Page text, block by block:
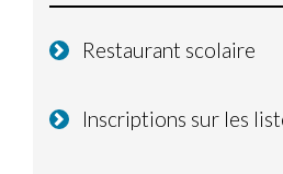
Restaurant scolaire
Inscriptions sur les